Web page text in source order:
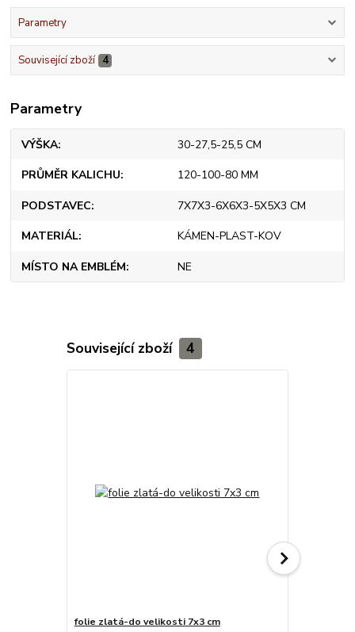
Parametry
Související zboží 4
Parametry
VÝŠKA 30-27,5-25,5 CM
PRŮMĚR KALICHU 120-100-80 MM
PODSTAVEC 7X7X3-6X6X3-5X5X3 CM
MATERIÁL KÁMEN-PLAST-KOV
MÍSTO NA EMBLÉM NE
Související zboží 4
folie zlatá-do velikosti 7x3 cm